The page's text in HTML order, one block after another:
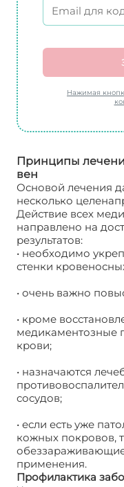
Нажимая
Принципы
вен
Основой лечения
несколько
Действие всех
направлено на
результатов:
• необходимо
стенки
• очень важно
• кроме
медикаментозные
крови;
• назначаются
сосудов;
• если есть уже
кожных покровов,
применения.
Профилактика